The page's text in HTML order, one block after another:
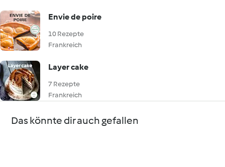
Envie de poire
10 Rezepte
Frankreich
Layer cake
7 Rezepte
Frankreich
Das könnte dir auch gefallen